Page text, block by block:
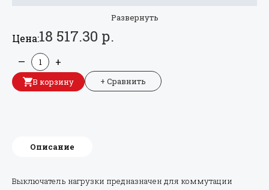
Развернуть
Цена:18 517.30 р.
— +
В корзину + Сравнить
Описание
Выключатель нагрузки предназначен для коммутации